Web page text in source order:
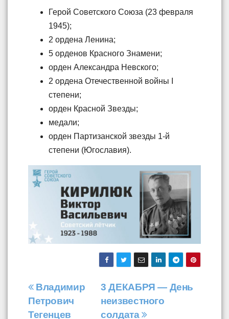
Герой Советского Союза (23 февраля
1945);
2 ордена Ленина;
5 орденов Красного Знамени;
орден Александра Невского;
2 ордена Отечественной войны I
степени;
орден Красной Звезды;
медали;
орден Партизанской звезды 1-й
степени (Югославия).
Навигация
по
3 ДЕКАБРЯ — День
неизвестного
солдата
Владимир
Петрович
Тегенцев